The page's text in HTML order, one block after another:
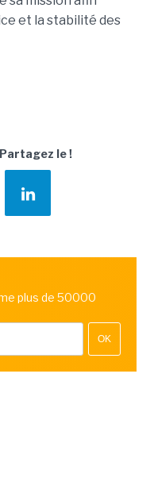
et la stabilité des
Partagez le !
plus de 50000
OK